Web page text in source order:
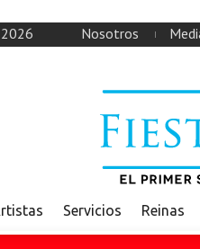
2026 Nosotros
Servicios Reinas